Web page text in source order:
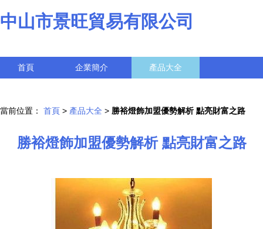
中山市景旺貿易有限公司
首頁 企業簡介 產品大全
當前位置： 首頁 > 產品大全 > 勝裕燈飾加盟優勢解析 點亮財富之路
勝裕燈飾加盟優勢解析 點亮財富之路